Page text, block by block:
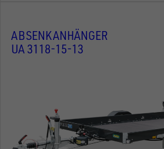
ABSENKANHÄNGER
UA 3118-15-13